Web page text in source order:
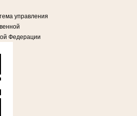
управления
Федерации